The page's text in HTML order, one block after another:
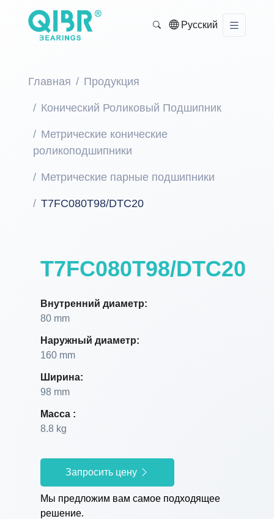
Русский
Главная Продукция
Конический Роликовый Подшипник
Метрические конические
роликоподшипники
Метрические парные подшипники
T7FC080T98/DTC20
T7FC080T98/DTC20
Внутренний диаметр:
80 mm
Наружный диаметр:
160 mm
Ширина:
98 mm
Масса :
8.8 kg
Запросить цену
Мы предложим вам самое подходящее
решение.